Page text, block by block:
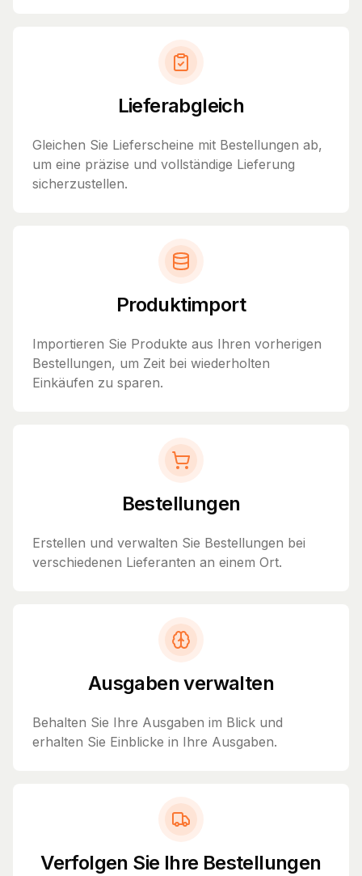
Lieferabgleich
Gleichen Sie Lieferscheine mit Bestellungen ab,
um eine präzise und vollständige Lieferung
sicherzustellen.
Produktimport
Importieren Sie Produkte aus Ihren vorherigen
Bestellungen, um Zeit bei wiederholten
Einkäufen zu sparen.
Bestellungen
Erstellen und verwalten Sie Bestellungen bei
verschiedenen Lieferanten an einem Ort.
Ausgaben verwalten
Behalten Sie Ihre Ausgaben im Blick und
erhalten Sie Einblicke in Ihre Ausgaben.
Verfolgen Sie Ihre Bestellungen